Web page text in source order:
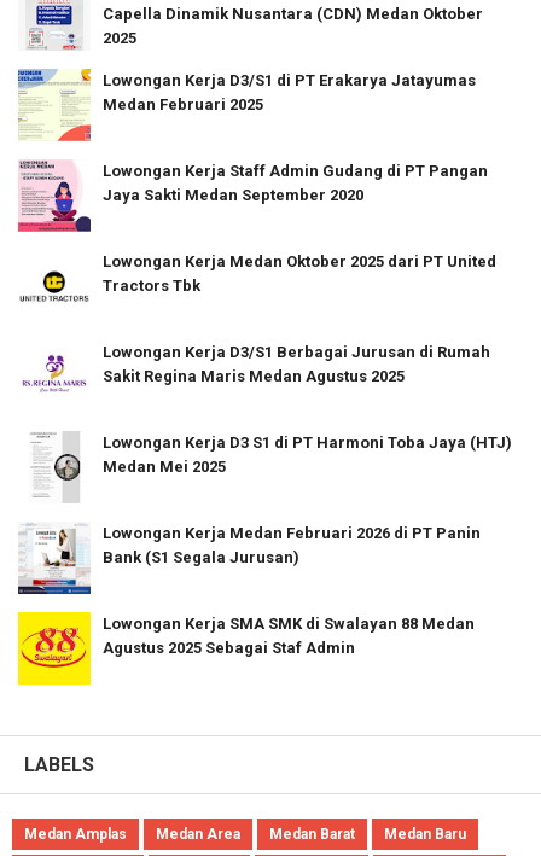
Capella Dinamik Nusantara (CDN) Medan Oktober
2025
Lowongan Kerja D3/S1 di PT Erakarya Jatayumas
Medan Februari 2025
Lowongan Kerja Staff Admin Gudang di PT Pangan
Jaya Sakti Medan September 2020
Lowongan Kerja Medan Oktober 2025 dari PT United
Tractors Tbk
Lowongan Kerja D3/S1 Berbagai Jurusan di Rumah
Sakit Regina Maris Medan Agustus 2025
Lowongan Kerja D3 S1 di PT Harmoni Toba Jaya (HTJ)
Medan Mei 2025
Lowongan Kerja Medan Februari 2026 di PT Panin
Bank (S1 Segala Jurusan)
Lowongan Kerja SMA SMK di Swalayan 88 Medan
Agustus 2025 Sebagai Staf Admin
LABELS
Medan Amplas Medan Area Medan Barat Medan Baru